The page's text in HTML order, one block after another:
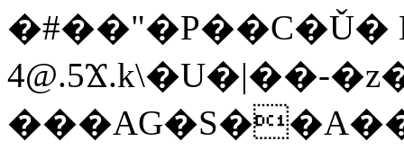
�#��"�P��C�Ǔ�
4@.5Ϫ.k\�U�|��-